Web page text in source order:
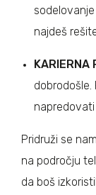
najdeš
KARIERNA
Pridruži se
na področju
da boš